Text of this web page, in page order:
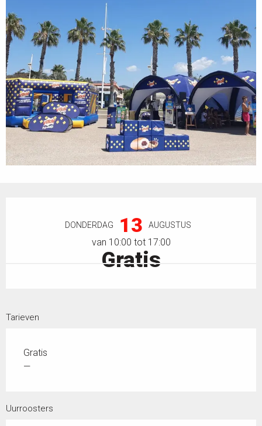
DONDERDAG 13 AUGUSTUS
van 10:00 tot 17:00
Gratis
Tarieven
Gratis
—
Uurroosters